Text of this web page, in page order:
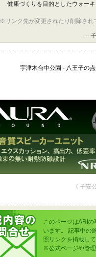
─
健康づくりを目的としたウォー
※リンク先が変更されたり削除され
宇津木台中公園 - 八王子の
《 子安
このページはARI
います。 記事中の
照リンクを掲載し
※公式ページや管理